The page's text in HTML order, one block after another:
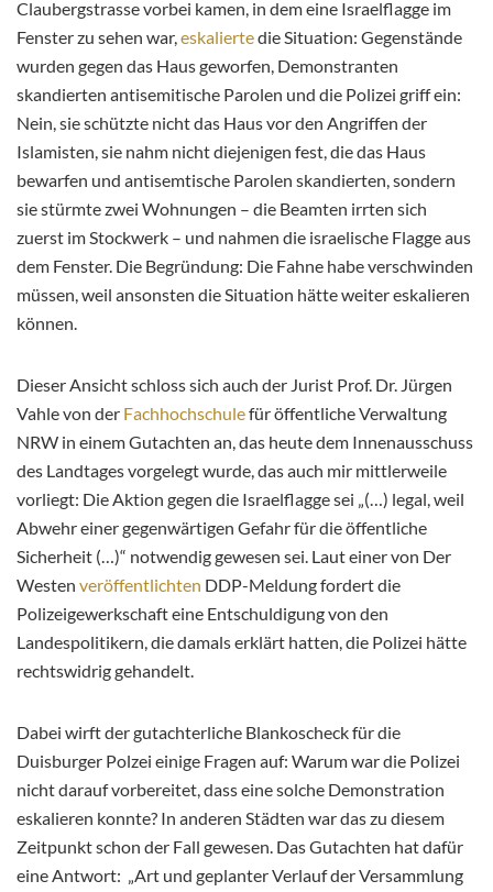
Claubergstrasse vorbei kamen, in dem eine Israelflagge im
Fenster zu sehen war,eskaliertedie Situation: Gegenstände
wurden gegen das Haus geworfen, Demonstranten
skandierten antisemitische Parolen und die Polizei griff ein:
Nein, sie schützte nicht das Haus vor den Angriffen der
Islamisten, sie nahm nicht diejenigen fest, die das Haus
bewarfen und antisemtische Parolen skandierten, sondern
sie stürmte zwei Wohnungen – die Beamten irrten sich
zuerst im Stockwerk – und nahmen die israelische Flagge aus
dem Fenster. Die Begründung: Die Fahne habe verschwinden
müssen, weil ansonsten die Situation hätte weiter eskalieren
können.
Dieser Ansicht schloss sich auch der Jurist Prof. Dr. Jürgen
Vahle von der Fachhochschulefür öffentliche Verwaltung
NRW in einem Gutachten an, das heute dem Innenausschuss
des Landtages vorgelegt wurde, das auch mir mittlerweile
vorliegt: Die Aktion gegen die Israelflagge sei „(…) legal, weil
Abwehr einer gegenwärtigen Gefahr für die öffentliche
Sicherheit (…)“ notwendig gewesen sei. Laut einer von Der
Westen veröffentlichten DDP-Meldung fordert die
Polizeigewerkschaft eine Entschuldigung von den
Landespolitikern, die damals erklärt hatten, die Polizei hätte
rechtswidrig gehandelt.
Dabei wirft der gutachterliche Blankoscheck für die
Duisburger Polzei einige Fragen auf: Warum war die Polizei
nicht darauf vorbereitet, dass eine solche Demonstration
eskalieren konnte? In anderen Städten war das zu diesem
Zeitpunkt schon der Fall gewesen. Das Gutachten hat dafür
eine Antwort: „Art und geplanter Verlauf der Versammlung